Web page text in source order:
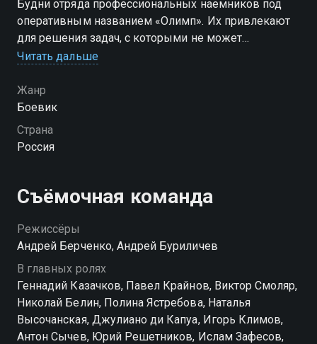
Будни отряда профессиональных наемников под
оперативным названием «Олимп». Их привлекают
для решения задач, с которыми не может
справиться больше никто. Группа по всему миру
противоборство с зарубежными спецслужбами,
диктаторами, террористами и бандформированиями.
Читать дальше
Жанр
Боевик
Страна
Россия
Съёмочная команда
Режиссёры
Андрей Берченко, Андрей Буриличев
В главных ролях
Геннадий Казачков, Павел Крайнов, Виктор Смоляр,
Николай Белин, Полина Ястребова, Наталья
Высочанская, Джулиано ди Капуа, Игорь Климов,
Антон Сычев, Юрий Решетников, Ислам Зафесов,